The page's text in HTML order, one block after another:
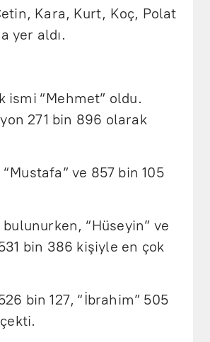
Kara, Kurt, Koç, Polat
yer aldı.
ismi “Mehmet” oldu.
271 bin 896 olarak
ve 857 bin 105
“Hüseyin” ve
bin 386 kişiyle en çok
bin 127, “İbrahim” 505